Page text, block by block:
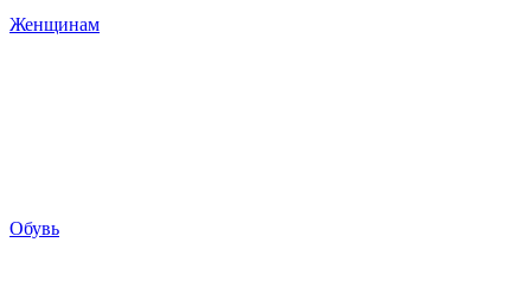
Женщинам
Обувь